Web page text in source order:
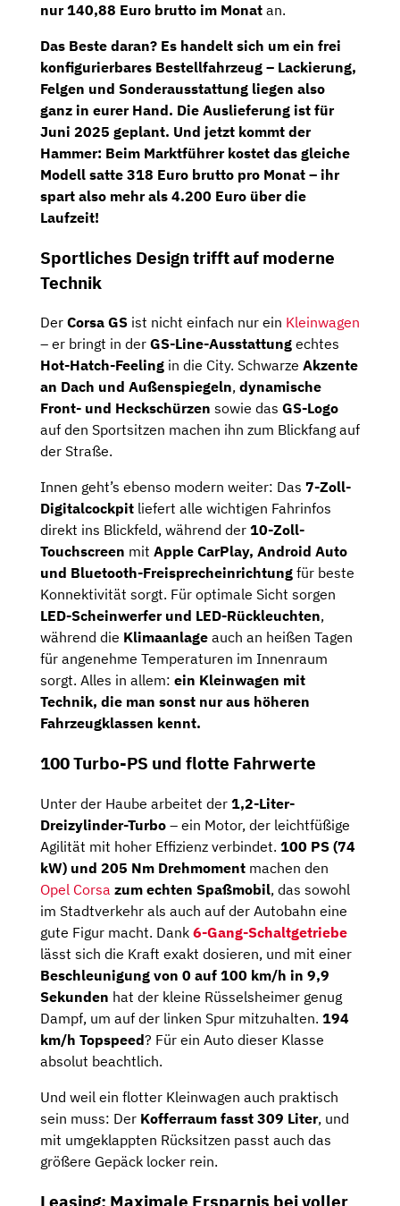
nur 140,88 Euro brutto im Monat an.
Das Beste daran? Es handelt sich um ein frei
konfigurierbares Bestellfahrzeug – Lackierung,
Felgen und Sonderausstattung liegen also
ganz in eurer Hand. Die Auslieferung ist für
Juni 2025 geplant. Und jetzt kommt der
Hammer: Beim Marktführer kostet das gleiche
Modell satte 318 Euro brutto pro Monat – ihr
spart also mehr als 4.200 Euro über die
Laufzeit!
Sportliches Design trifft auf moderne
Technik
Der Corsa GS ist nicht einfach nur ein Kleinwagen
– er bringt in der GS-Line-Ausstattung echtes
Hot-Hatch-Feeling in die City. Schwarze Akzente
an Dach und Außenspiegeln, dynamische
Front- und Heckschürzen sowie das GS-Logo
auf den Sportsitzen machen ihn zum Blickfang auf
der Straße.
Innen geht’s ebenso modern weiter: Das 7-Zoll-
Digitalcockpit liefert alle wichtigen Fahrinfos
direkt ins Blickfeld, während der 10-Zoll-
Touchscreen mit Apple CarPlay, Android Auto
und Bluetooth-Freisprecheinrichtung für beste
Konnektivität sorgt. Für optimale Sicht sorgen
LED-Scheinwerfer und LED-Rückleuchten,
während die Klimaanlage auch an heißen Tagen
für angenehme Temperaturen im Innenraum
sorgt. Alles in allem: ein Kleinwagen mit
Technik, die man sonst nur aus höheren
Fahrzeugklassen kennt.
100 Turbo-PS und flotte Fahrwerte
Unter der Haube arbeitet der 1,2-Liter-
Dreizylinder-Turbo – ein Motor, der leichtfüßige
Agilität mit hoher Effizienz verbindet. 100 PS (74
kW) und 205 Nm Drehmoment machen den
Opel Corsa zum echten Spaßmobil, das sowohl
im Stadtverkehr als auch auf der Autobahn eine
gute Figur macht. Dank 6-Gang-Schaltgetriebe
lässt sich die Kraft exakt dosieren, und mit einer
Beschleunigung von 0 auf 100 km/h in 9,9
Sekunden hat der kleine Rüsselsheimer genug
Dampf, um auf der linken Spur mitzuhalten. 194
km/h Topspeed? Für ein Auto dieser Klasse
absolut beachtlich.
Und weil ein flotter Kleinwagen auch praktisch
sein muss: Der Kofferraum fasst 309 Liter, und
mit umgeklappten Rücksitzen passt auch das
größere Gepäck locker rein.
Leasing: Maximale Ersparnis bei voller